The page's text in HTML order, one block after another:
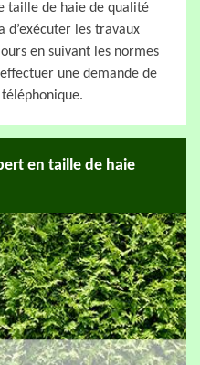
taille de haie de qualité
d’exécuter les travaux
en suivant les normes
une demande de
en taille de haie